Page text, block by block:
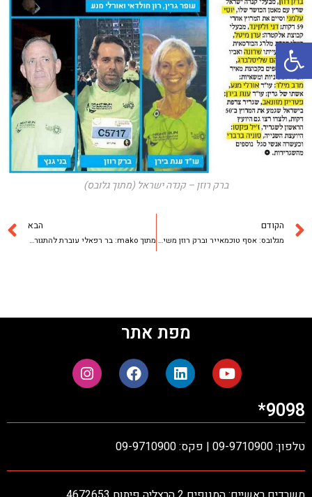
פתח סרגל נגישות
ברק רוזן – קנדה ישראל (מתוך גלובס)
הקודם
מגלובס: אסף טוכמאייר וברק רוזן משיקים את הרפסודה במגדלי מידטאון
הבא
מתוך mako: בר רפאלי עוברת להתגורר במגדל היוקרה W בוטיק
מפת אתר
9098*
טלפון: 09-9710900 | פקס: 09-9710900